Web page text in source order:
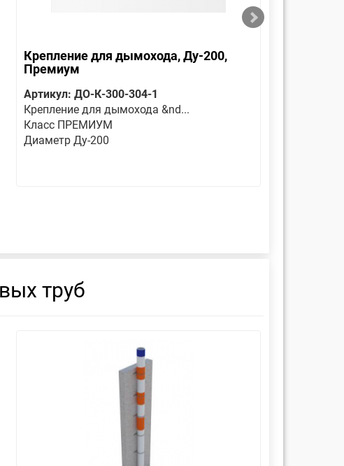
Крепление для дымохода, Ду-200,
Премиум
Артикул: ДО-К-300-304-1
Крепление для дымохода &nd...
Класс ПРЕМИУМ
Диаметр Ду-200
труб